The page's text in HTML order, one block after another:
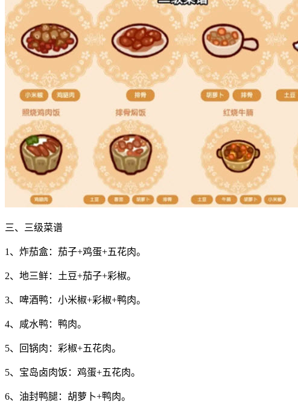
三、三级菜谱
1、炸茄盒：茄子+鸡蛋+五花肉。
2、地三鲜：土豆+茄子+彩椒。
3、啤酒鸭：小米椒+彩椒+鸭肉。
4、咸水鸭：鸭肉。
5、回锅肉：彩椒+五花肉。
5、宝岛卤肉饭：鸡蛋+五花肉。
6、油封鸭腿：胡萝卜+鸭肉。